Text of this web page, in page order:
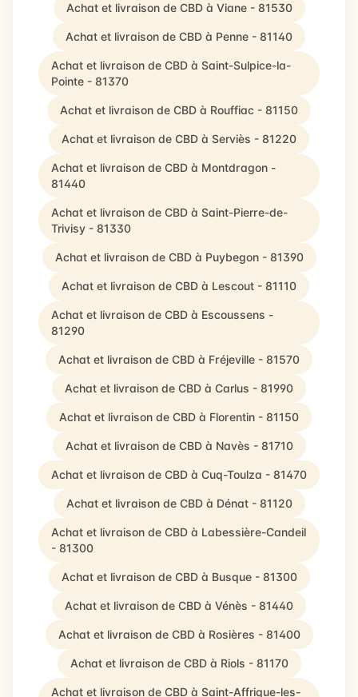
Achat et livraison de CBD à Viane - 81530
Achat et livraison de CBD à Penne - 81140
Achat et livraison de CBD à Saint-Sulpice-la-
Pointe - 81370
Achat et livraison de CBD à Rouffiac - 81150
Achat et livraison de CBD à Serviès - 81220
Achat et livraison de CBD à Montdragon -
81440
Achat et livraison de CBD à Saint-Pierre-de-
Trivisy - 81330
Achat et livraison de CBD à Puybegon - 81390
Achat et livraison de CBD à Lescout - 81110
Achat et livraison de CBD à Escoussens -
81290
Achat et livraison de CBD à Fréjeville - 81570
Achat et livraison de CBD à Carlus - 81990
Achat et livraison de CBD à Florentin - 81150
Achat et livraison de CBD à Navès - 81710
Achat et livraison de CBD à Cuq-Toulza - 81470
Achat et livraison de CBD à Dénat - 81120
Achat et livraison de CBD à Labessière-Candeil
- 81300
Achat et livraison de CBD à Busque - 81300
Achat et livraison de CBD à Vénès - 81440
Achat et livraison de CBD à Rosières - 81400
Achat et livraison de CBD à Riols - 81170
Achat et livraison de CBD à Saint-Affrique-les-